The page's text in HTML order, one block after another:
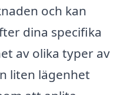
och kan
dina specifika
av olika typer av
liten lägenhet